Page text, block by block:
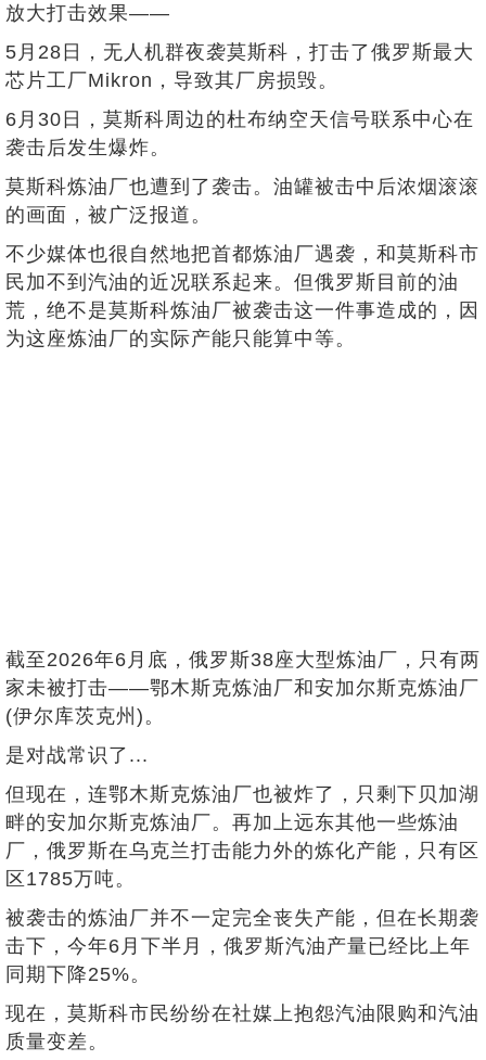
放大打击效果——
5月28日，无人机群夜袭莫斯科，打击了俄罗斯最大
芯片工厂Mikron，导致其厂房损毁。
6月30日，莫斯科周边的杜布纳空天信号联系中心在
袭击后发生爆炸。
莫斯科炼油厂也遭到了袭击。油罐被击中后浓烟滚滚
的画面，被广泛报道。
不少媒体也很自然地把首都炼油厂遇袭，和莫斯科市
民加不到汽油的近况联系起来。但俄罗斯目前的油
荒，绝不是莫斯科炼油厂被袭击这一件事造成的，因
为这座炼油厂的实际产能只能算中等。
截至2026年6月底，俄罗斯38座大型炼油厂，只有两
家未被打击——鄂木斯克炼油厂和安加尔斯克炼油厂
(伊尔库茨克州)。
是对战常识了...
但现在，连鄂木斯克炼油厂也被炸了，只剩下贝加湖
畔的安加尔斯克炼油厂。再加上远东其他一些炼油
厂，俄罗斯在乌克兰打击能力外的炼化产能，只有区
区1785万吨。
被袭击的炼油厂并不一定完全丧失产能，但在长期袭
击下，今年6月下半月，俄罗斯汽油产量已经比上年
同期下降25%。
现在，莫斯科市民纷纷在社媒上抱怨汽油限购和汽油
质量变差。